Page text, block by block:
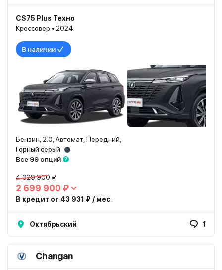
CS75 Plus Техно
Кроссовер • 2024
В наличии
Бензин, 2.0, Автомат, Передний,
Горный серый
Все 99 опций
4 029 900 ₽
2 699 900 ₽
В кредит от 43 931 ₽ / мес.
Октябрьский 1
Changan